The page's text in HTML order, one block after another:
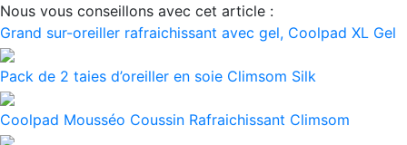
Nous vous conseillons avec cet article :
Grand sur-oreiller rafraichissant avec gel, Coolpad XL Gel
Pack de 2 taies d’oreiller en soie Climsom Silk
Coolpad Mousséo Coussin Rafraichissant Climsom